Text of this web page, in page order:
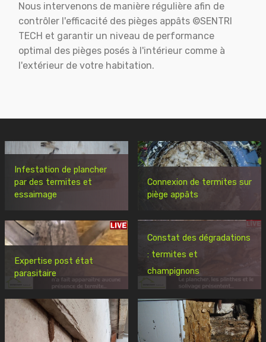
Nous intervenons de manière régulière afin de
contrôler l'efficacité des pièges appâts ©SENTRI
TECH et garantir un niveau de performance
optimal des pièges posés à l'intérieur comme à
l'extérieur de votre habitation.
Infestation de plancher
par des termites et
essaimage
Connexion de termites sur
piège appâts
Expertise post état
parasitaire
Constat des dégradations
: termites et
champignons